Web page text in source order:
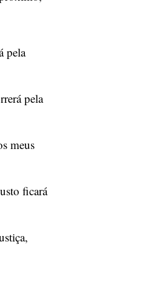
pela
pela
meus
ficará